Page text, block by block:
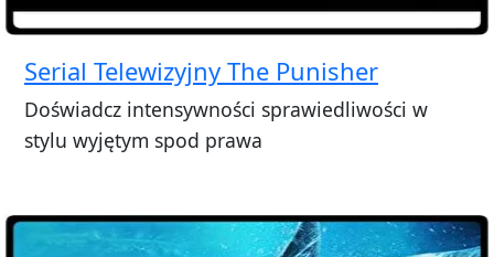
Serial Telewizyjny The Punisher
Doświadcz intensywności sprawiedliwości w
stylu wyjętym spod prawa